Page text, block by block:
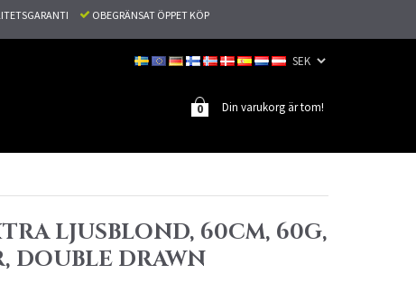
OBEGRÄNSAT ÖPPET KÖP
Din varukorg är tom!
0
LJUSBLOND, 60CM, 60G,
DOUBLE DRAWN